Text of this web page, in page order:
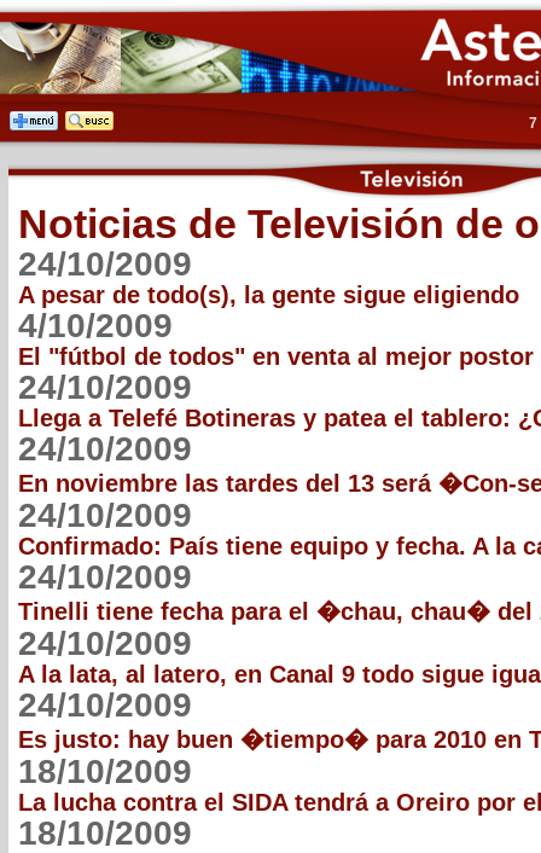
7
Noticias de Televisión de
24/10/2009
A pesar de todo(s), la gente sigue eligiendo
4/10/2009
El "fútbol de todos" en venta al mejor postor
24/10/2009
Llega a Telefé Botineras y patea el tablero:
24/10/2009
En noviembre las tardes del 13 será �Con-
24/10/2009
Confirmado: País tiene equipo y fecha. A la
24/10/2009
Tinelli tiene fecha para el �chau, chau� del
24/10/2009
A la lata, al latero, en Canal 9 todo sigue
24/10/2009
Es justo: hay buen �tiempo� para 2010 en
18/10/2009
La lucha contra el SIDA tendrá a Oreiro por
18/10/2009